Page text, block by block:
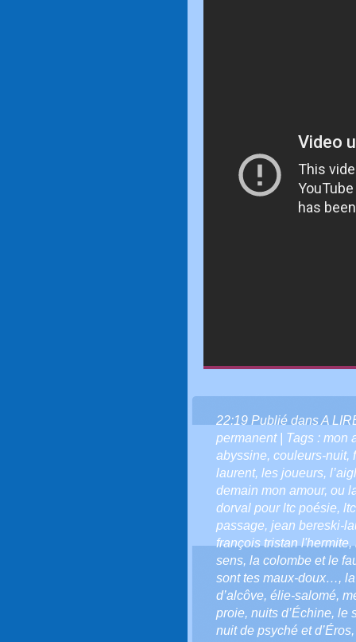
22:19 Publié dansA
permanent| Tags : mon
abyssine, couleurs-nuit,
laurent, les joueurs,
demain mon amour, ou
dorval pour ltc poésie,
passage, jean bereski-
françois tristan l'hermite,
sens, la colombe et le
sont tes maux-doux…,
d’alcôve, élie-salomé,
proie, nuits d’Échine, le
nuit de psyché et d’Éros